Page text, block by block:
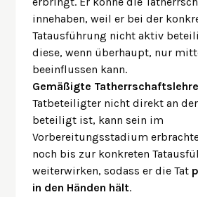
innehaben, weil er bei der
Tatausführung nicht aktiv
diese, wenn überhaupt, nur
beeinflussen kann.
Gemäßigte
Tatbeteiligter nicht direkt an
beteiligt ist, kann sein im
Vorbereitungsstadium
noch bis zur konkreten
weiterwirken, sodass er die Tat
in den Händen hält.